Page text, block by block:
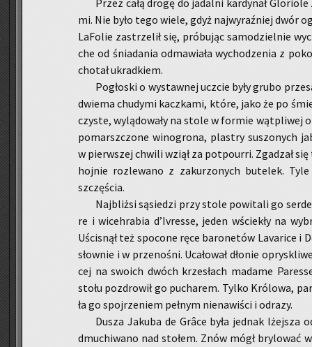
Przez całą drogę do ja­dal­ni kar­dy­nał
mi. Nie było tego wiele, gdyż naj­wy­raź­niej dwór
La­Fo­lie za­strze­lił się, pró­bu­jąc sa­mo­dziel­nie
che od śnia­da­nia od­ma­wia­ła wy­cho­dze­nia z
cho­tał ukrad­kiem.
Po­gło­ski o wy­staw­nej uczcie były grubo
dwie­ma chu­dy­mi kacz­ka­mi, które, jako że po
czy­ste, wy­lą­do­wa­ły na stole w for­mie wąt­pli­wej
po­marsz­czo­ne wi­no­gro­na, pla­stry su­szo­nych
w pierw­szej chwi­li wziął za po­tpo­ur­ri. Zga­dzał
hoj­nie roz­le­wa­no z za­ku­rzo­nych bu­te­lek.
szczę­ścia.
Naj­bliż­si są­sie­dzi przy stole po­wi­ta­li go
re i wi­ceh­ra­bia d’Ivres­se, jeden wście­kły na
Uści­snął też spo­co­ne ręce ba­ro­ne­tów La­va­ri­ce i
słow­nie i w prze­no­śni. Uca­ło­wał dło­nie
cej na swo­ich dwóch krze­słach ma­da­me
stołu po­zdro­wił go pu­cha­rem. Tylko Kró­lo­wa,
ła go spoj­rze­niem peł­nym nie­na­wi­ści i od­ra­zy.
Dusza Ja­ku­ba de Grâce była jed­nak
dmu­chi­wa­no nad sto­łem. Znów mógł